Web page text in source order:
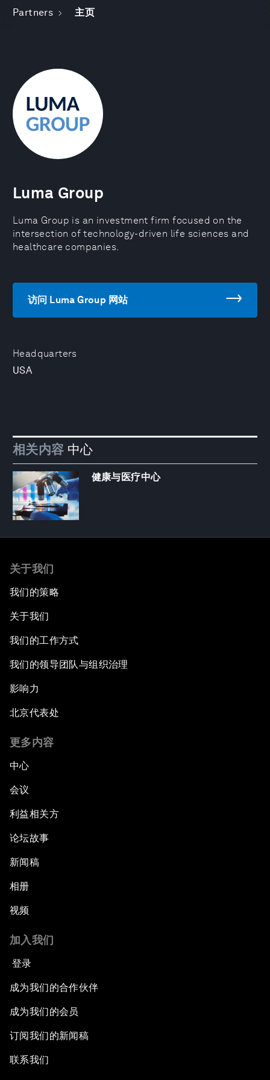
Partners 主页
Headquarters
USA
Luma Group
Luma Group is an investment firm focused on the
intersection of technology-driven life sciences and
healthcare companies.
访问 Luma Group 网站
相关内容 中心
健康与医疗中心
关于我们
我们的策略
关于我们
我们的工作方式
我们的领导团队与组织治理
影响力
北京代表处
更多内容
中心
会议
利益相关方
论坛故事
新闻稿
相册
视频
加入我们
登录
成为我们的合作伙伴
成为我们的会员
订阅我们的新闻稿
联系我们